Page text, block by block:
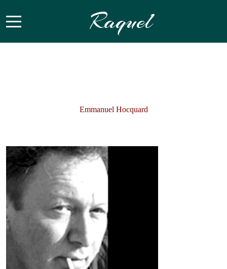
Mobile Menu Toggle Raquel
Emmanuel Hocquard